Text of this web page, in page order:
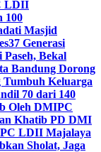
LDII
100
Masjid
37 Generasi
Bekal
Bandung Dorong
Tumbuh Keluarga
70 dari 140
Oleh DMIPC
Khatib PD DMI
LDII Majalaya
Sholat, Jaga